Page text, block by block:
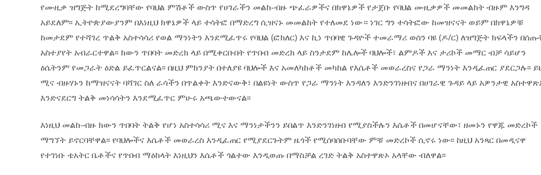
የሙዚቃ ዝግጅት ከሚደረግባቸው የባህል ምሽቶች ውስጥ የሀገራችን መልከ-ብዙ ጭፈራዎችና በክዋኔዎች የታጀቡ የባህል ሙዚቃዎች መመልከት ብዙም እንግዳ
አይደለም፡፡ ኢትዮጵያውያንም በእነዚህ ክዋኔዎች ላይ ተሳትፎ በማድረግ ሲዝናኑ መመልከት የተለመደ ነው። ነገር ግን ተሳትፎው ከመዝናናት ወይም በክዋኔዎቹ
ከመታደም የተሻገረ ጥልቅ አስተሳሳሪ የወል ማንነትን እንደሚፈጥሩ የባህል (ፎክለር) እና ኪነ ጥበባዊ ጉዳዮች ተመራማሪ ወሰን ባዩ (ዶ/ር) ለዝግጅት ክፍላችን
አስተያየት አብራርተዋል፡፡ ክውን ጥበባት መድረክ ላይ በሚቀርቡበት የጥበብ መድረክ ላይ ስንታደም ከሌሎች ባህሎች፣ ልምዶች እና ታሪኮች መማር ብቻ ሳይሆን
ዕሴትንም የመጋራት ዕድል ይፈጥርልናል፡፡ በዚህ ምክንያት በተለያዩ ባህሎች እና አመለካከቶች መካከል የእሴቶች መወራረስና የጋራ ማንነት እንዲፈጠር ያደርጋሉ፡፡
ሚና ብዙሃኑን ከማዝናናት ባሻገር ስለ ራሳችን በጥልቀት እንድናውቅ፣ በልዩነት ውስጥ የጋራ ማንነት እንዳለን እንድንገነዘብና በሀገራዊ ጉዳይ ላይ አዎንታዊ
እንድናደርግ ትልቅ መነሳሳትን እንደሚፈጥር ምሁሩ አጫውተውናል፡፡
እነዚህ መልከ-ብዙ ክውን ጥበባት ትልቅ የሆነ አስተሳሳሪ ሚና እና ማንነታችንን ይበልጥ እንድንገነዘብ የሚያስችሉን እሴቶች በመሆናቸው፣ ዘመኑን የዋጁ መድረኮች
ማግኘት ይኖርባቸዋል፡፡ የባህሎችና እሴቶች መወራረስ እንዲፈጠር የሚያደርጉትም ዜጎች የሚሰባሰቡባቸው ምቹ መድረኮች ሲኖሩ ነው፡፡ ከዚህ አንጻር በመዲናዋ
የተገነቡ ቴአትር ቤቶችና የጥበብ ማዕከላት እነዚህን እሴቶች ጎልተው እንዲወጡ በማስቻል ረገድ ትልቅ አስተዋጽኦ አላቸው ብለዋል፡፡